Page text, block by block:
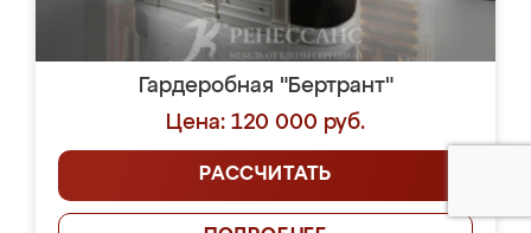
Гардеробная "Бертрант"
Цена: 120 000 руб.
РАССЧИТАТЬ